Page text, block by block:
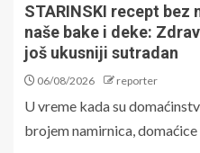
STARINSKI recept bez
naše bake i deke:
još ukusniji sutradan
06/08/2026 reporter
U vreme kada su
brojem namirnica, domaćice